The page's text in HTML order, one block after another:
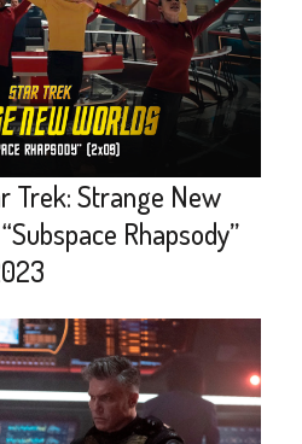
Trek: Strange New
Rhapsody”